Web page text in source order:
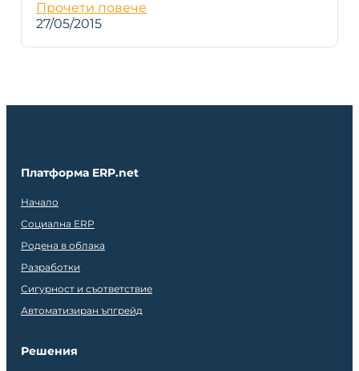
Прочети повече
27/05/2015
Платформа ERP.net
Начало
Социална ERP
Родена в облака
Разработки
Сигурност и съответствие
Автоматизиран ъпгрейд
Решения